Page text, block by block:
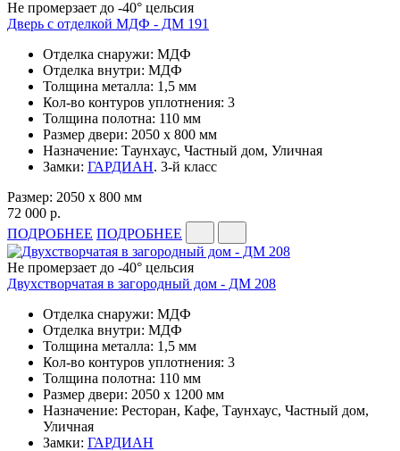
Не промерзает до -40° цельсия
Дверь с отделкой МДФ - ДМ 191
Отделка снаружи: МДФ
Отделка внутри: МДФ
Толщина металла: 1,5 мм
Кол-во контуров уплотнения: 3
Толщина полотна: 110 мм
Размер двери: 2050 x 800 мм
Назначение: Таунхаус, Частный дом, Уличная
Замки: ГАРДИАН. 3-й класс
Размер: 2050 x 800 мм
72 000 р.
ПОДРОБНЕЕ ПОДРОБНЕЕ
Не промерзает до -40° цельсия
Двухстворчатая в загородный дом - ДМ 208
Отделка снаружи: МДФ
Отделка внутри: МДФ
Толщина металла: 1,5 мм
Кол-во контуров уплотнения: 3
Толщина полотна: 110 мм
Размер двери: 2050 x 1200 мм
Назначение: Ресторан, Кафе, Таунхаус, Частный дом,
Уличная
Замки: ГАРДИАН